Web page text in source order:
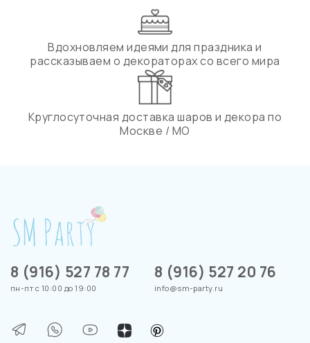
Вдохновляем идеями для праздника и
рассказываем о декораторах со всего мира
Круглосуточная доставка шаров и декора по
Москве / МО
8 (916) 527 78 77
пн-пт с 10:00 до 19:00
8 (916) 527 20 76
info@sm-party.ru